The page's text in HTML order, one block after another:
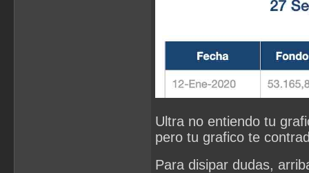
Ultra no entiendo tu
pero tu grafico te
Para disipar dudas,